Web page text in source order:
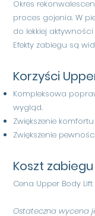
Okres
proces gojenia. W
do lekkiej
Efekty zabiegu są
Korzyści
Kompleksowa
wygląd.
Zwiększenie
Zwiększenie
Koszt zabiegu
Cena Upper Body
Ostateczna wycena